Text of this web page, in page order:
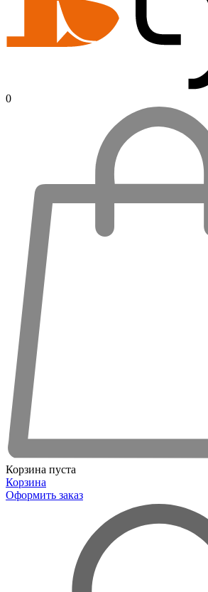
0
Корзина пуста
Корзина
Оформить заказ